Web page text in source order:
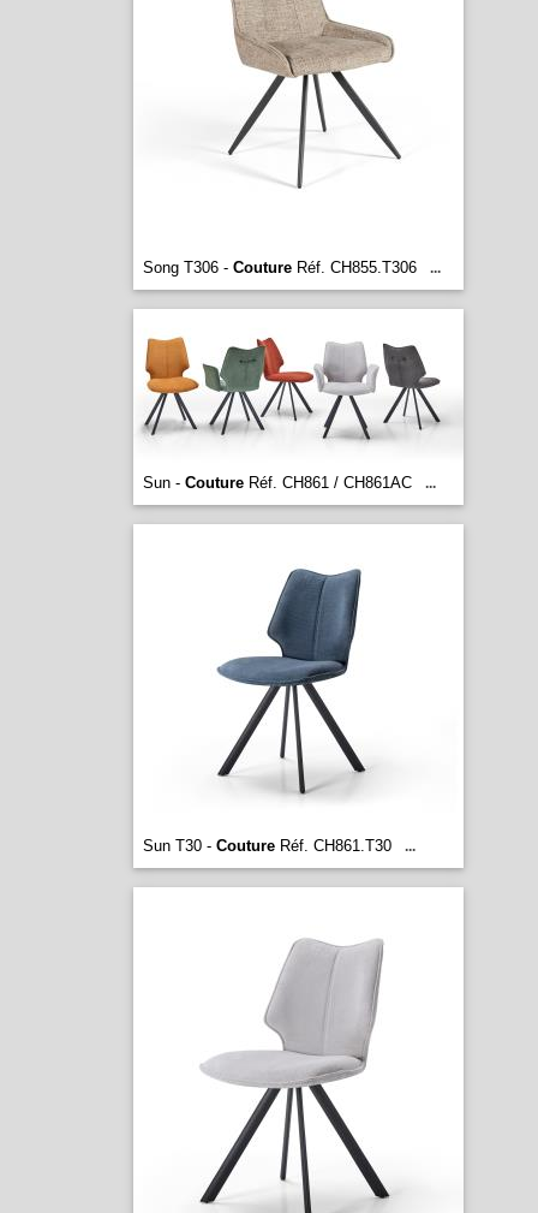
Song T306 - CoutureRéf. CH855.T306 ...
Sun - CoutureRéf. CH861 / CH861AC ...
Sun T30 - CoutureRéf. CH861.T30 ...